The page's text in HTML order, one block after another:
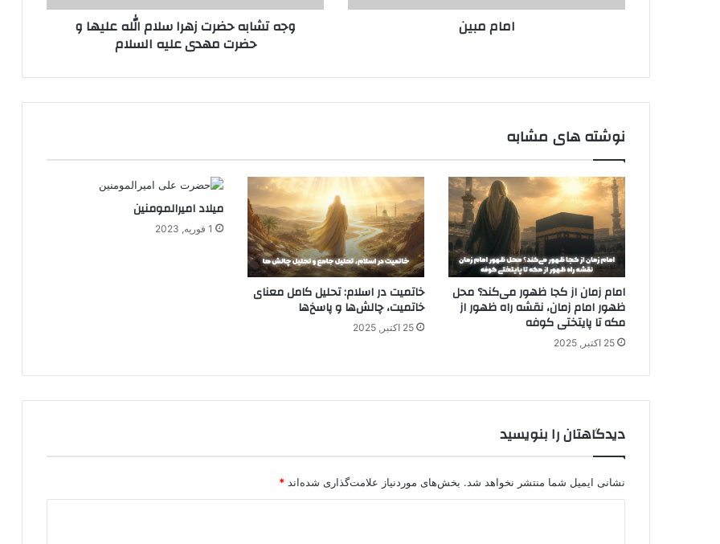
امام مبین
حضرت
وجه تشابه حضرت زهرا سلام الله علیها و
حضرت مهدی علیه السلام
نوشته های مشابه
امام زمان از کجا ظهور می‌کند؟ محل
ظهور امام زمان، نقشه راه ظهور از
مکه تا پایتختی کوفه
25 اکتبر, 2025
خاتمیت در اسلام: تحلیل کامل معنای
خاتمیت، چالش‌ها و پاسخ‌ها
25 اکتبر, 2025
میلاد امیرالمومنین
1 فوریه, 2023
دیدگاهتان را بنویسید
نشانی ایمیل شما منتشر نخواهد شد. بخش‌های موردنیاز علامت‌گذاری شده‌اند *